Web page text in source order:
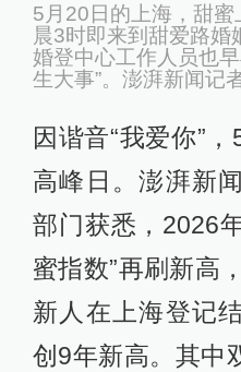
5月20日的上海，甜
晨3时即来到甜爱路婚
婚登中心工作人员也
生大事”。澎湃新闻记
因谐音“我爱你”
高峰日。澎湃新
部门获悉，2026
蜜指数”再刷新高
新人在上海登记
创9年新高。其中